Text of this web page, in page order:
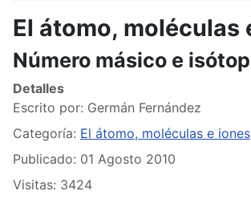
El átomo, moléculas
Número másico e
Detalles
Escrito por: Germán Fernández
Categoría: El átomo, moléculas e iones
Publicado: 01 Agosto 2010
Visitas: 3424